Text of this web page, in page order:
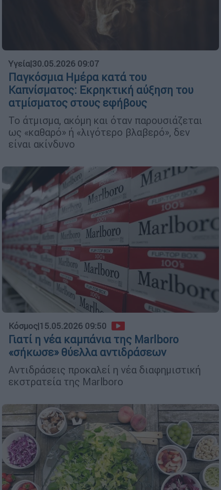
Υγεία|30.05.2026 09:07
Παγκόσμια Ημέρα κατά του
Καπνίσματος: Εκρηκτική αύξηση του
ατμίσματος στους εφήβους
Το άτμισμα, ακόμη και όταν παρουσιάζεται
ως «καθαρό» ή «λιγότερο βλαβερό», δεν
είναι ακίνδυνο
Κόσμος|15.05.2026 09:50
Γιατί η νέα καμπάνια της Marlboro
«σήκωσε» θύελλα αντιδράσεων
Αντιδράσεις προκαλεί η νέα διαφημιστική
εκστρατεία της Marlboro